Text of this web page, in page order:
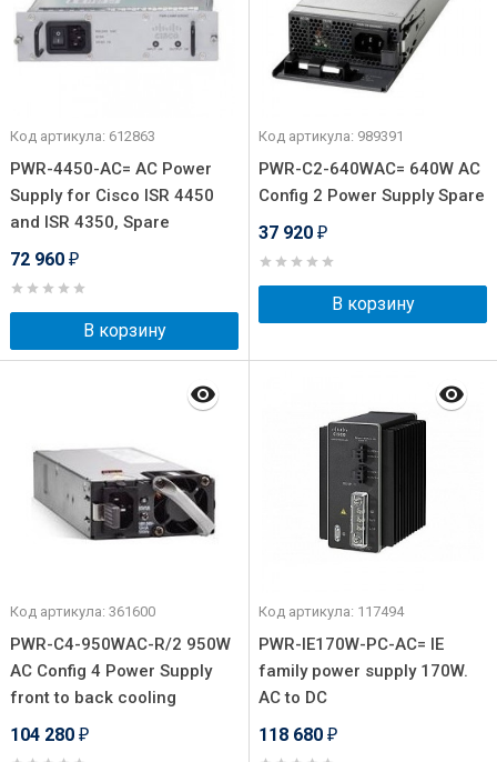
Код артикула: 612863
PWR-4450-AC= AC Power
Supply for Cisco ISR 4450
and ISR 4350, Spare
72 960 ₽
В корзину
Код артикула: 989391
PWR-C2-640WAC= 640W AC
Config 2 Power Supply Spare
37 920 ₽
В корзину
Код артикула: 361600
PWR-C4-950WAC-R/2 950W
AC Config 4 Power Supply
front to back cooling
104 280 ₽
Код артикула: 117494
PWR-IE170W-PC-AC= IE
family power supply 170W.
AC to DC
118 680 ₽